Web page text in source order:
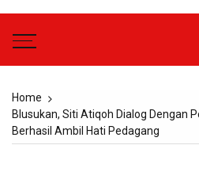
Home
Blusukan, Siti Atiqoh Dialog Dengan
Berhasil Ambil Hati Pedagang